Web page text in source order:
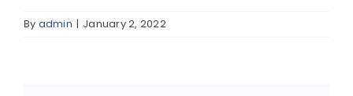
By admin | January 2, 2022